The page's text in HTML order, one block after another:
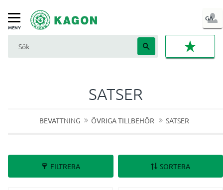
Meny
GA
IN
SATSER
BEVATTNING ÖVRIGA TILLBEHÖR SATSER
FILTRERA SORTERA